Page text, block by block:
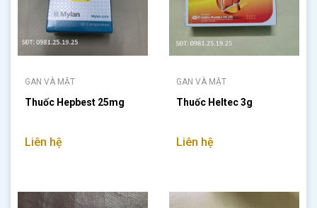
GAN VÀ MẬT
Thuốc Hepbest 25mg
Liên hệ
GAN VÀ MẬT
Thuốc Heltec 3g
Liên hệ